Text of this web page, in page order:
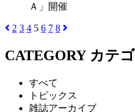
Ａ」開催
2 3 4 5 6 7 8
CATEGORY カテ
すべて
トピックス
雑誌アーカイブ